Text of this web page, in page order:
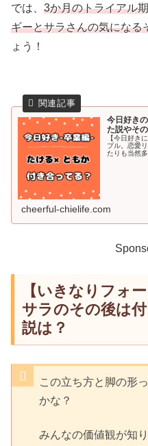
では、 3か月のトライアル
ギーとサラさんの気になる
ょう！
今日好き
た説やそ
【今日好き
プル。恋愛
たりも当然
cheerful-chielife.com
【いきなりフォ
サラのその後は
説は？
この立ち方と脚の形
かな？
みんなの価値観が知り